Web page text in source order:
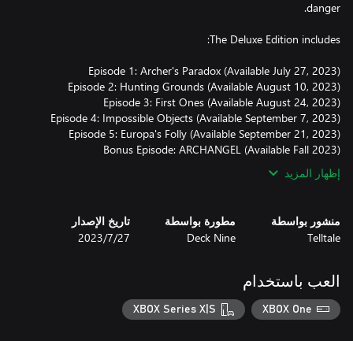
Bonus Episode: ARCHANGEL (Available Fall 2023)
إظهار المزيد
منشور بواسطة
Telltale
مطورة بواسطة
Deck Nine
تاريخ الإصدار
27‏/7‏/2023
العب باستخدام
XBOX One
XBOX Series X|S